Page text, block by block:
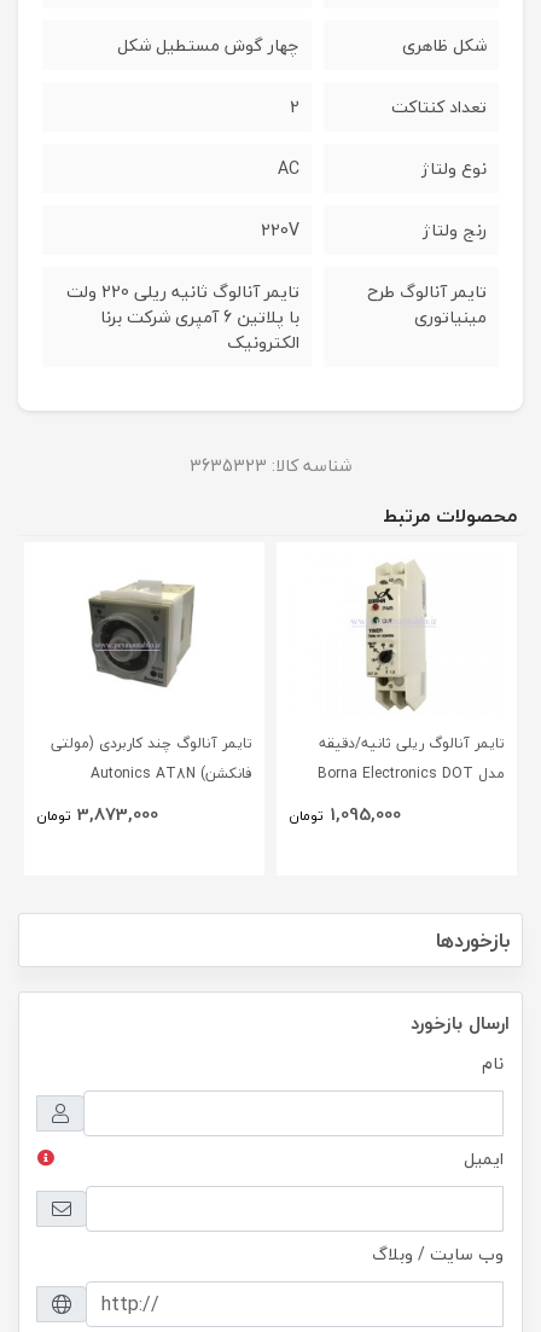
شکل ظاهری چهار گوش مستطیل شکل
تعداد کنتاکت 2
نوع ولتاژ AC
رنج ولتاژ 220V
تایمر آنالوگ طرح
مینیاتوری
تایمر آنالوگ ثانیه ریلی 220 ولت
با پلاتین 6 آمپری شرکت برنا
الکترونیک
شناسه کالا: 3635323
محصولات مرتبط
تایمر آنالوگ ریلی ثانیه/دقیقه
مدل Borna Electronics DOT
1,095,000 تومان
تایمر آنالوگ چند کاربردی (مولتی
فانکشن) Autonics AT8N
3,873,000 تومان
بازخوردها
ارسال بازخورد
نام
ایمیل
وب سایت / وبلاگ